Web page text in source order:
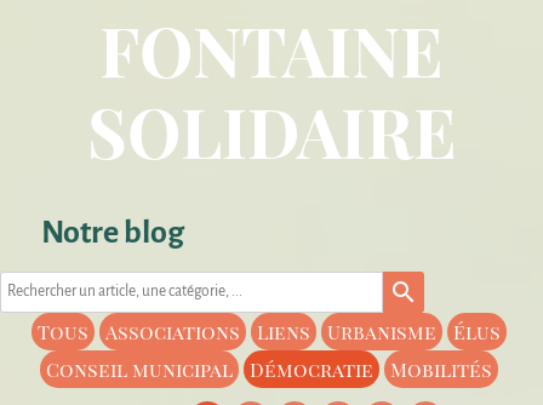
FONTAINE
SOLIDAIRE
Notre blog
search
Tous Associations Liens Urbanisme
Élus
Conseil municipal
Démocratie
Mobilités